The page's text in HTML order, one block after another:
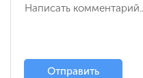
Отправить